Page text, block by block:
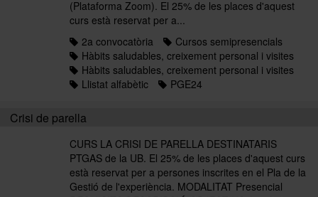
(Plataforma Zoom). El 25% de les places d'aquest
curs està reservat per a...
2a convocatòria
Cursos semipresencials
Hàbits saludables, creixement personal i visites
Hàbits saludables, creixement personal i visites
Llistat alfabètic
PGE24
Crisi de parella
CURS LA CRISI DE PARELLA DESTINATARIS
PTGAS de la UB. El 25% de les places d'aquest curs
està reservat per a persones inscrites en el Pla de la
Gestió de l'experiència. MODALITAT Presencial